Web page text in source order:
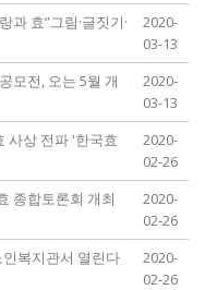
과 효”그림·글짓기·
2020-
03-13
모전, 오는 5월 개
2020-
03-13
사상 전파 '한국효
2020-
02-26
종합토론회 개최
2020-
02-26
복지관서 열린다
2020-
02-26